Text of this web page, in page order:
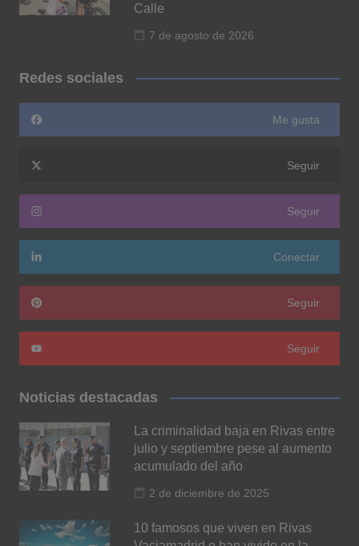
Calle
7 de agosto de 2026
Redes sociales
Me gusta
Seguir
Seguir
Conectar
Seguir
Seguir
Noticias destacadas
La criminalidad baja en Rivas entre
julio y septiembre pese al aumento
acumulado del año
2 de diciembre de 2025
10 famosos que viven en Rivas